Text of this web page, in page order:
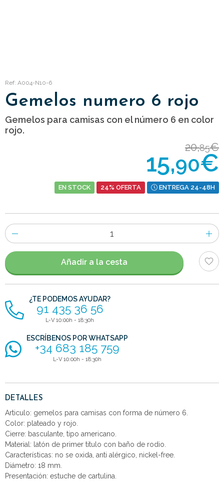
Ref: A004-N10-6
Gemelos numero 6 rojo
Gemelos para camisas con el número 6 en color
rojo.
20,85€
15,90€
EN STOCK 24% OFERTA ENTREGA 24-48H
Número
de
artículos
Añadir a la cesta
¿TE PODEMOS AYUDAR?
91 435 36 56
L-V 10:00h - 18:30h
ESCRÍBENOS POR WHATSAPP
+34 683 185 759
L-V 10:00h - 18:30h
DETALLES
Articulo: gemelos para camisas con forma de número 6.
Color: plateado y rojo.
Cierre: basculante, tipo americano.
Material: latón de primer titulo con baño de rodio.
Características: no se oxida, anti alérgico, nickel-free.
Diámetro: 18 mm.
Presentación: estuche de cartulina.